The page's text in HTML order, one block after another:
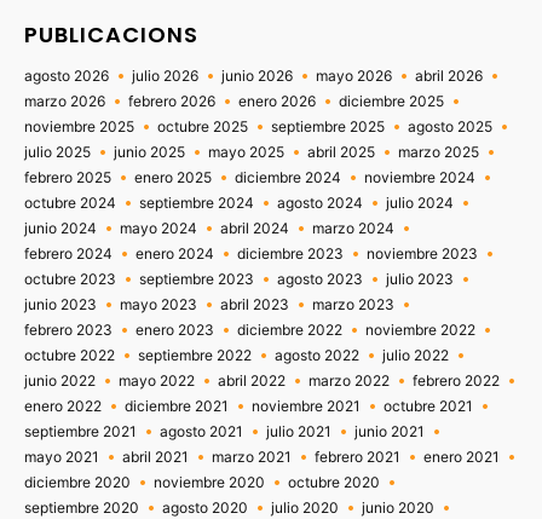
PUBLICACIONS
agosto 2026 julio 2026 junio 2026 mayo 2026
abril 2026
marzo 2026
febrero 2026 enero 2026
diciembre 2025
noviembre 2025
octubre 2025 septiembre 2025
agosto 2025
julio 2025
junio 2025 mayo 2025 abril 2025
marzo 2025
febrero 2025
enero 2025 diciembre 2024
noviembre 2024
octubre 2024
septiembre 2024 agosto 2024
julio 2024
junio 2024
mayo 2024 abril 2024
marzo 2024
febrero 2024
enero 2024 diciembre 2023
noviembre 2023
octubre 2023
septiembre 2023 agosto 2023
julio 2023
junio 2023
mayo 2023 abril 2023
marzo 2023
febrero 2023
enero 2023 diciembre 2022
noviembre 2022
octubre 2022
septiembre 2022 agosto 2022
julio 2022
junio 2022
mayo 2022 abril 2022 marzo 2022
febrero 2022
enero 2022
diciembre 2021 noviembre 2021
octubre 2021
septiembre 2021
agosto 2021 julio 2021
junio 2021
mayo 2021
abril 2021 marzo 2021 febrero 2021
enero 2021
diciembre 2020
noviembre 2020
octubre 2020
septiembre 2020
agosto 2020 julio 2020
junio 2020